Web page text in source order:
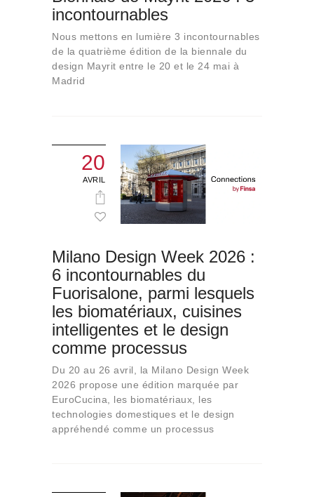
incontournables
Nous mettons en lumière 3 incontournables
de la quatrième édition de la biennale du
design Mayrit entre le 20 et le 24 mai à
Madrid
20
AVRIL
Milano Design Week 2026 :
6 incontournables du
Fuorisalone, parmi lesquels
les biomatériaux, cuisines
intelligentes et le design
comme processus
Du 20 au 26 avril, la Milano Design Week
2026 propose une édition marquée par
EuroCucina, les biomatériaux, les
technologies domestiques et le design
appréhendé comme un processus